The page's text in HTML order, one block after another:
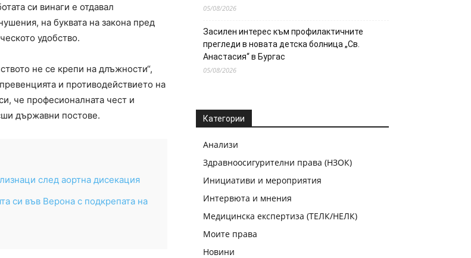
си винаги е отдавал
на буквата на закона пред
удобство.
не се крепи на длъжности“,
и противодействието на
че професионалната чест и
държавни постове.
след аортна дисекация
си във Верона с подкрепата на
05/08/2026
Засилен интерес към профилактичните
прегледи в новата детска болница „Св.
Анастасия“ в Бургас
05/08/2026
Категории
Анализи
Здравноосигурителни права (НЗОК)
Инициативи и мероприятия
Интервюта и мнения
Медицинска експертиза (ТЕЛК/НЕЛК)
Моите права
Новини